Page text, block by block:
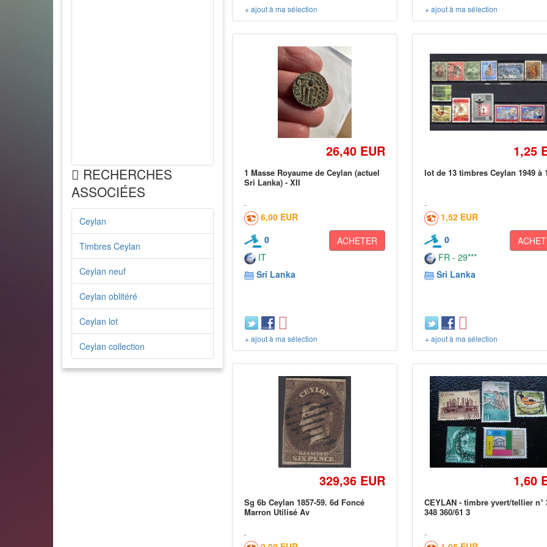
RECHERCHES
ASSOCIÉES
Ceylan
Timbres Ceylan
Ceylan neuf
Ceylan oblitéré
Ceylan lot
Ceylan collection
+ ajout à ma sélection + ajout à ma sélection
26,40 EUR
1 Masse Royaume de Ceylan (actuel
Sri Lanka) - XII
6,00 EUR
0
ACHETER
IT
Sri Lanka
+ ajout à ma sélection
1,25
lot de 13 timbres Ceylan 1949 à
1,52 EUR
0
FR - 29***
Sri Lanka
+ ajout à ma sélection
329,36 EUR
Sg 6b Ceylan 1857-59. 6d Foncé
Marron Utilisé Av
1,60
CEYLAN - timbre yvert/tellier n°
348 360/61 3